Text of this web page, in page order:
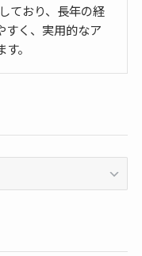
ており、長年の経
すく、実用的なア
。